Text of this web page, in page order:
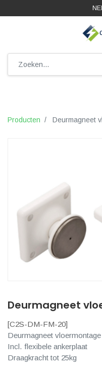
Producten Deurmagneet
Deurmagneet
[C2S-DM-FM-20]
Deurmagneet
Incl. flexibele ankerplaat
Draagkracht tot 25kg